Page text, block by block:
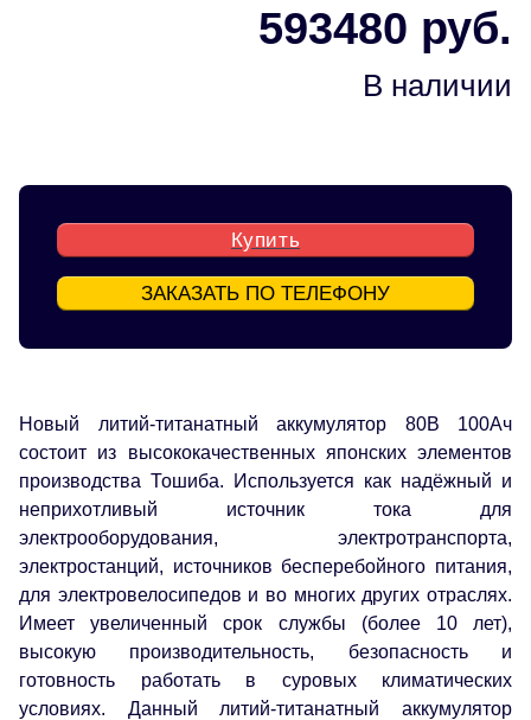
593480 руб.
В наличии
Купить
ЗАКАЗАТЬ ПО ТЕЛЕФОНУ
Новый литий-титанатный аккумулятор 80В 100Ач
состоит из высококачественных японских элементов
производства Тошиба. Используется как надёжный и
неприхотливый источник тока для
электрооборудования, электротранспорта,
электростанций, источников бесперебойного питания,
для электровелосипедов и во многих других отраслях.
Имеет увеличенный срок службы (более 10 лет),
высокую производительность, безопасность и
готовность работать в суровых климатических
условиях. Данный литий-титанатный аккумулятор